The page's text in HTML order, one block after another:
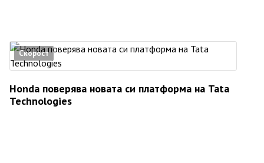
Скорост
Honda поверява новата си платформа на Tata
Technologies